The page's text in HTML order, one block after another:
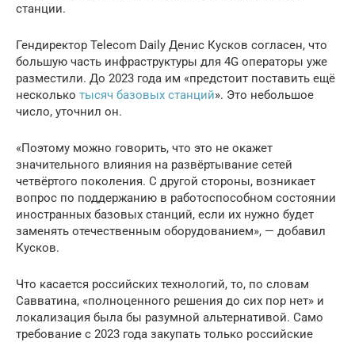
станции.
Гендиректор Telecom Daily Денис Кусков согласен, что
большую часть инфраструктуры для 4G операторы уже
разместили. До 2023 года им «предстоит поставить ещё
несколько тысяч базовых станций». Это небольшое
число, уточнил он.
«Поэтому можно говорить, что это не окажет
значительного влияния на развёртывание сетей
четвёртого поколения. С другой стороны, возникает
вопрос по поддержанию в работоспособном состоянии
иностранных базовых станций, если их нужно будет
заменять отечественным оборудованием», — добавил
Кусков.
Что касается российских технологий, то, по словам
Савватина, «полноценного решения до сих пор нет» и
локализация была бы разумной альтернативой. Само
требование с 2023 года закупать только российские